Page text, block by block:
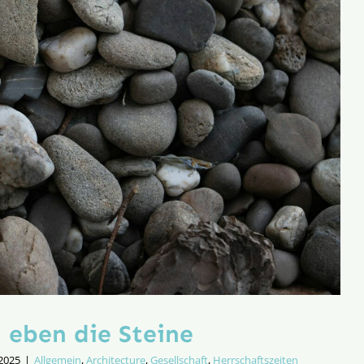
eben die Steine
| Allgemein,Architecture,Gesellschaft, Herrschaftszeiten